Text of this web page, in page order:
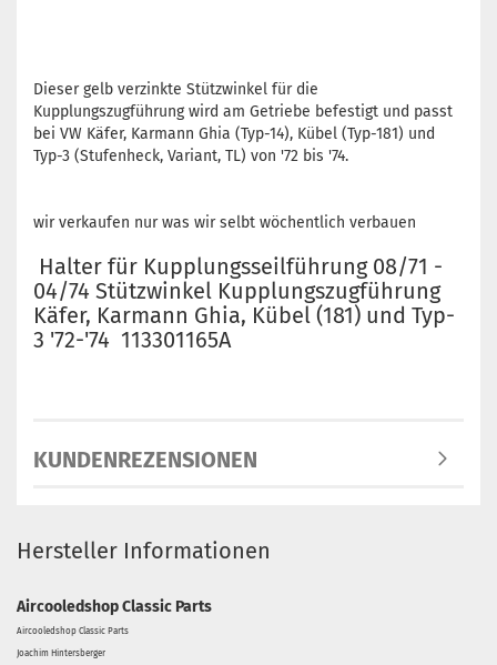
Dieser gelb verzinkte Stützwinkel für die
Kupplungszugführung wird am Getriebe befestigt und passt
bei VW Käfer, Karmann Ghia (Typ-14), Kübel (Typ-181) und
Typ-3 (Stufenheck, Variant, TL) von '72 bis '74.
wir verkaufen nur was wir selbt wöchentlich verbauen
Halter für Kupplungsseilführung 08/71 -
04/74 Stützwinkel Kupplungszugführung
Käfer, Karmann Ghia, Kübel (181) und Typ-
3 '72-'74 113301165A
KUNDENREZENSIONEN
Hersteller Informationen
Aircooledshop Classic Parts
Aircooledshop Classic Parts
Joachim Hintersberger